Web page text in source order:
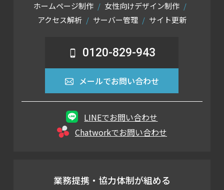
ホームページ制作
女性向けデザイン制作
アクセス解析
サーバー管理 サイト更新
0120-829-943
メールでお問い合わせ
LINEでお問い合わせ
Chatworkでお問い合わせ
業務提携・協力体制が組める